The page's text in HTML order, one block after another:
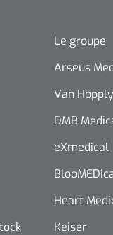
Le groupe
Arseus
Van
DMB
eXmedical
Heart
Keiser